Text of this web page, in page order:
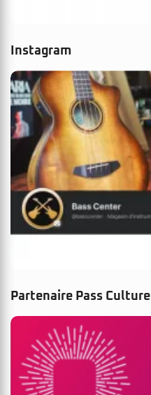
Instagram
Partenaire Pass Culture